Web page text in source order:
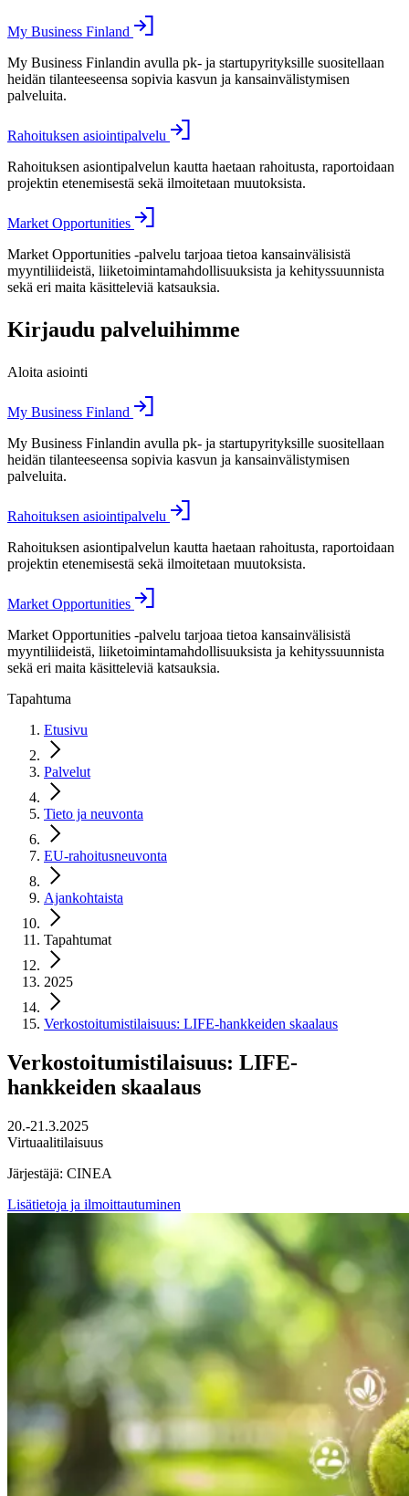
My Business Finland
My Business Finlandin avulla pk- ja startupyrityksille suositellaan
heidän tilanteeseensa sopivia kasvun ja kansainvälistymisen
palveluita.
Rahoituksen asiointipalvelu
Rahoituksen asiontipalvelun kautta haetaan rahoitusta, raportoidaan
projektin etenemisestä sekä ilmoitetaan muutoksista.
Market Opportunities
Market Opportunities -palvelu tarjoaa tietoa kansainvälisistä
myyntiliideistä, liiketoimintamahdollisuuksista ja kehityssuunnista
sekä eri maita käsitteleviä katsauksia.
Kirjaudu palveluihimme
Aloita asiointi
My Business Finland
My Business Finlandin avulla pk- ja startupyrityksille suositellaan
heidän tilanteeseensa sopivia kasvun ja kansainvälistymisen
palveluita.
Rahoituksen asiointipalvelu
Rahoituksen asiontipalvelun kautta haetaan rahoitusta, raportoidaan
projektin etenemisestä sekä ilmoitetaan muutoksista.
Market Opportunities
Market Opportunities -palvelu tarjoaa tietoa kansainvälisistä
myyntiliideistä, liiketoimintamahdollisuuksista ja kehityssuunnista
sekä eri maita käsitteleviä katsauksia.
Tapahtuma
Etusivu
Palvelut
Tieto ja neuvonta
EU-rahoitusneuvonta
Ajankohtaista
Tapahtumat
2025
Verkostoitumistilaisuus: LIFE-hankkeiden skaalaus
Verkostoitumistilaisuus: LIFE-
hankkeiden skaalaus
20.-21.3.2025
Virtuaalitilaisuus
Järjestäjä: CINEA
Lisätietoja ja ilmoittautuminen